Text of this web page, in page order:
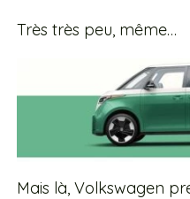
Très très peu, même…
Mais là, Volkswagen